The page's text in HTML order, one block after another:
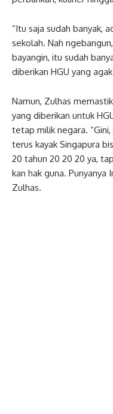
“Itu saja sudah banyak,
sekolah. Nah
bayangin, itu sudah
diberikan HGU yang
Namun, Zulhas
yang diberikan untuk
tetap milik negara.
terus kayak Singapura
20 tahun 20 20 20 ya,
kan hak guna. Punyanya
Zulhas.